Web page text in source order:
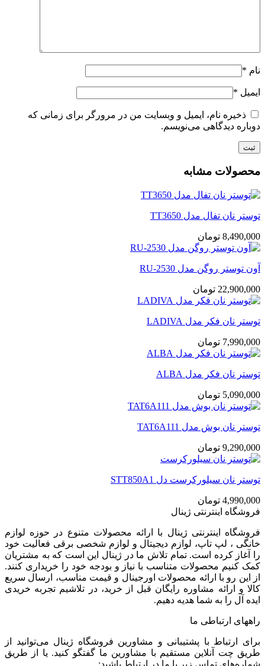
نام *
ایمیل *
ذخیره نام، ایمیل و وبسایت من در مرورگر برای زمانی که
دوباره دیدگاهی می‌نویسم.
محصولات مشابه
توستر نان تفال مدل TT3650
8,490,000 تومان
آون توستر روگن مدل RU-2530
22,900,000 تومان
توستر نان فکر مدل LADIVA
7,990,000 تومان
توستر نان فکر مدل ALBA
5,090,000 تومان
توستر نان بوش مدل TAT6A111
9,290,000 تومان
توستر نان سیلورکرست دل STT850A1
4,990,000 تومان
فروشگاه اینترنتی ژینال
فروشگاه اینترنتی ژینال با ارائه محصولات متنوع در حوزه لوازم
خانگی ، لپ تاپ، لوازم دیجیتال و لوازم شخصی برقی فعالیت خود
را آغاز کرده است. تمام تلاش ما در ژینال این است که به مشتریان
کمک کنیم محصولات متناسب با نیاز و بودجه خود را خریداری کنند.
از این رو با ارائه محصولات اورجینال و قیمت مناسب، ارسال سریع
کالا و ارائه مشاوره رایگان قبل از خرید، در تلاشیم تجربه خریدی
ایده آل را به شما هدیه دهیم.
راههای ارتباطی ما
برای ارتباط با پشتیبانی و مشاورین فروشگاه ژینال می‌توانید از
طریق چت آنلاین مستقیم با مشاورین ما گفتگو کنید. یا از طریق
شماره‌های تماس زیر با ما در ارتباط باشید: